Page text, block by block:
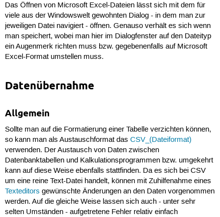
Das Öffnen von Microsoft Excel-Dateien lässt sich mit dem für
viele aus der Windowswelt gewohnten Dialog - in dem man zur
jeweiligen Datei navigiert - öffnen. Genauso verhält es sich wenn
man speichert, wobei man hier im Dialogfenster auf den Dateityp
ein Augenmerk richten muss bzw. gegebenenfalls auf Microsoft
Excel-Format umstellen muss.
Datenübernahme
Allgemein
Sollte man auf die Formatierung einer Tabelle verzichten können,
so kann man als Austauschformat das CSV_(Dateiformat)
verwenden. Der Austausch von Daten zwischen
Datenbanktabellen und Kalkulationsprogrammen bzw. umgekehrt
kann auf diese Weise ebenfalls stattfinden. Da es sich bei CSV
um eine reine Text-Datei handelt, können mit Zuhilfenahme eines
Texteditors gewünschte Änderungen an den Daten vorgenommen
werden. Auf die gleiche Weise lassen sich auch - unter sehr
selten Umständen - aufgetretene Fehler relativ einfach